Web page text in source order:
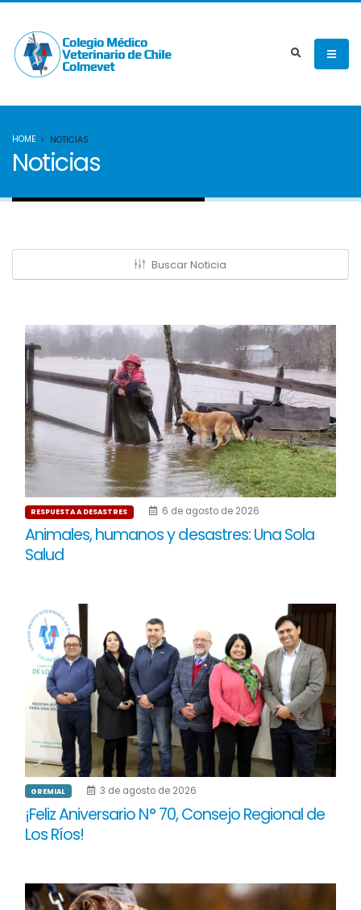
HOME NOTICIAS
Noticias
Buscar Noticia
RESPUESTA A DESASTRES 6 de agosto de 2026
Animales, humanos y desastres: Una Sola
Salud
GREMIAL 3 de agosto de 2026
¡Feliz Aniversario N° 70, Consejo Regional de
Los Ríos!